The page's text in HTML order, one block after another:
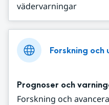
vädervarningar
Forskning och
Prognoser och
Forskning och